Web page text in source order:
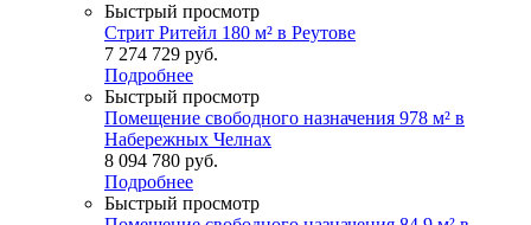
Быстрый просмотр
Стрит Ритейл 180 м² в Реутове
7 274 729 руб.
Подробнее
Быстрый просмотр
Помещение свободного назначения 978 м² в
Набережных Челнах
8 094 780 руб.
Подробнее
Быстрый просмотр